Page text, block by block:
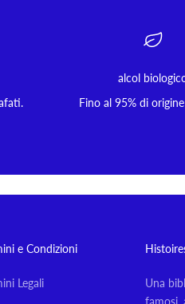
alcol
Fino al 95% di
e Condizioni
Legali
Una